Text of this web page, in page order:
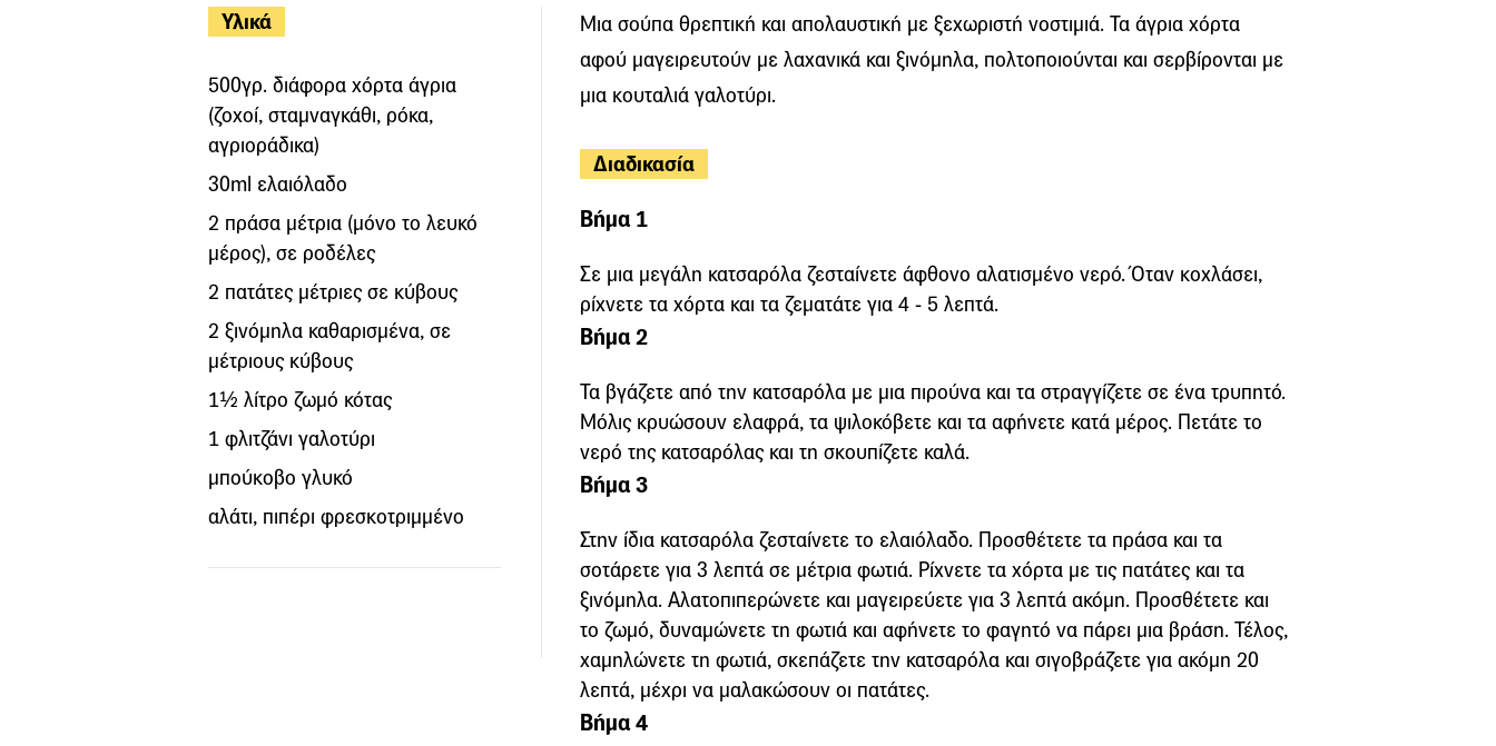
Υλικά
500γρ. διάφορα χόρτα άγρια
(ζοχοί, σταμναγκάθι, ρόκα,
αγριοράδικα)
30ml ελαιόλαδο
2 πράσα μέτρια (μόνο το λευκό
μέρος), σε ροδέλες
2 πατάτες μέτριες σε κύβους
2 ξινόμηλα καθαρισμένα, σε
μέτριους κύβους
1½ λίτρο ζωμό κότας
1 φλιτζάνι γαλοτύρι
μπούκοβο γλυκό
αλάτι, πιπέρι φρεσκοτριμμένο
Μια σούπα θρεπτική και απολαυστική με ξεχωριστή νοστιμιά. Τα άγρια χόρτα
αφού μαγειρευτούν με λαχανικά και ξινόμηλα, πολτοποιούνται και σερβίρονται με
μια κουταλιά γαλοτύρι.
Διαδικασία
Βήμα 1
Σε μια μεγάλη κατσαρόλα ζεσταίνετε άφθονο αλατισμένο νερό. Όταν κοχλάσει,
ρίχνετε τα χόρτα και τα ζεματάτε για 4 - 5 λεπτά.
Βήμα 2
Τα βγάζετε από την κατσαρόλα με μια πιρούνα και τα στραγγίζετε σε ένα τρυπητό.
Μόλις κρυώσουν ελαφρά, τα ψιλοκόβετε και τα αφήνετε κατά μέρος. Πετάτε το
νερό της κατσαρόλας και τη σκουπίζετε καλά.
Βήμα 3
Στην ίδια κατσαρόλα ζεσταίνετε το ελαιόλαδο. Προσθέτετε τα πράσα και τα
σοτάρετε για 3 λεπτά σε μέτρια φωτιά. Ρίχνετε τα χόρτα με τις πατάτες και τα
ξινόμηλα. Αλατοπιπερώνετε και μαγειρεύετε για 3 λεπτά ακόμη. Προσθέτετε και
το ζωμό, δυναμώνετε τη φωτιά και αφήνετε το φαγητό να πάρει μια βράση. Τέλος,
χαμηλώνετε τη φωτιά, σκεπάζετε την κατσαρόλα και σιγοβράζετε για ακόμη 20
λεπτά, μέχρι να μαλακώσουν οι πατάτες.
Βήμα 4